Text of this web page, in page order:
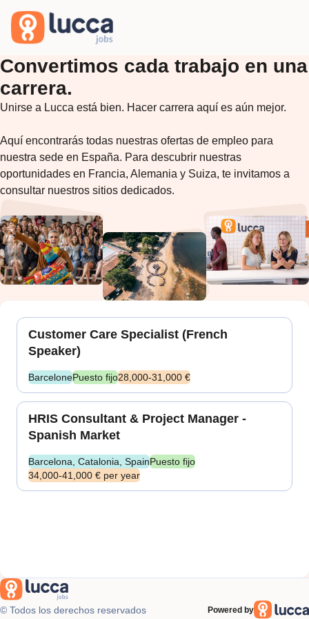
Convertimos cada trabajo en una
carrera.
Unirse a Lucca está bien. Hacer carrera aquí es aún mejor.
Aquí encontrarás todas nuestras ofertas de empleo para
nuestra sede en España. Para descubrir nuestras
oportunidades en Francia, Alemania y Suiza, te invitamos a
consultar nuestros sitios dedicados.
Customer Care Specialist (French
Speaker)
BarcelonePuesto fijo28,000-31,000 €
HRIS Consultant & Project Manager -
Spanish Market
Barcelona, Catalonia, SpainPuesto fijo
34,000-41,000 € per year
© Todos los derechos reservados Powered by